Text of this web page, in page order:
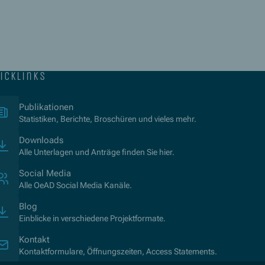
Publikationen(Öffnet in neuem Fenster)
Statistiken, Berichte, Broschüren und vieles mehr.
Downloads
Alle Unterlagen und Anträge finden Sie hier.
Social Media
Alle OeAD Social Media Kanäle.
Blog
Einblicke in verschiedene Projektformate.
Kontakt
Kontaktformulare, Öffnungszeiten, Access Statements.